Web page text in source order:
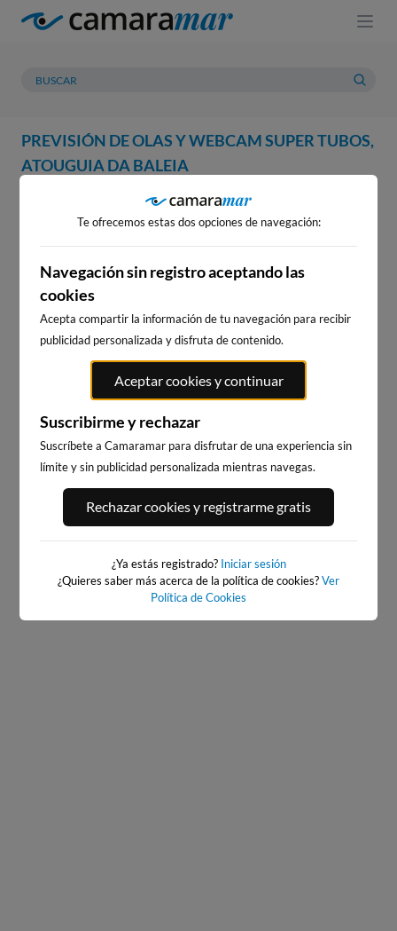
PREVISIÓN DE OLAS Y WEBCAM SUPER TUBOS,
ATOUGUIA DA BALEIA
PREVISIÓN METEOROLOGÍA
WEBCAM SUPER TUBOS,
ATOUGUIA DA BALEIA
WEBCAMS CERCANAS
311km · Baiona
0.0 m CHOPI
BAIONA_SANTA_MARTA
311km · Baiona
Te ofrecemos estas dos opciones de navegación:
Navegación sin registro aceptando las
cookies
Acepta compartir la información de tu navegación para recibir
publicidad personalizada y disfruta de contenido.
Aceptar cookies y continuar
Suscribirme y rechazar
Suscríbete a Camaramar para disfrutar de una experiencia sin
límite y sin publicidad personalizada mientras navegas.
Rechazar cookies y registrarme gratis
¿Ya estás registrado? Iniciar sesión
¿Quieres saber más acerca de la política de cookies?Ver
Política de Cookies